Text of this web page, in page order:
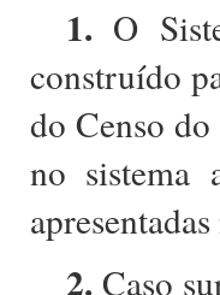
1. O
construído
do Censo
no sistema
2. Caso